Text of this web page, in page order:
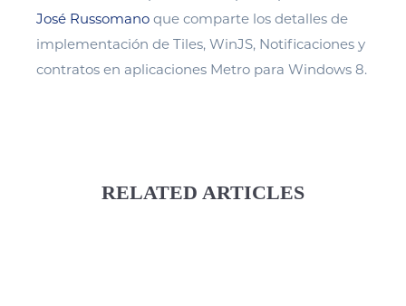
José Russomano que comparte los detalles de
implementación de Tiles, WinJS, Notificaciones y
contratos en aplicaciones Metro para Windows 8.
RELATED ARTICLES